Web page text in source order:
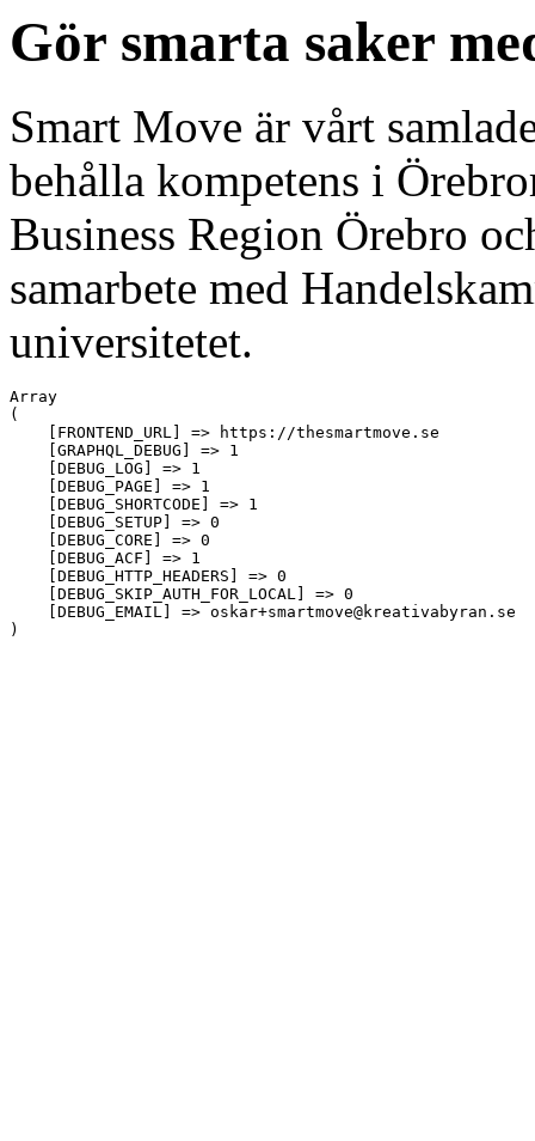
Gör smarta saker
Smart Move är vårt
behålla kompetens i
Business Region Örebro
samarbete med
universitetet.
Array
(
    [FRONTEND_URL] => https://thesmartmove.se
    [GRAPHQL_DEBUG] => 1
    [DEBUG_LOG] => 1
    [DEBUG_PAGE] => 1
    [DEBUG_SHORTCODE] => 1
    [DEBUG_SETUP] => 0
    [DEBUG_CORE] => 0
    [DEBUG_ACF] => 1
    [DEBUG_HTTP_HEADERS] => 0
    [DEBUG_SKIP_AUTH_FOR_LOCAL] => 0
    [DEBUG_EMAIL] => oskar+smartmove@kreativabyran.se